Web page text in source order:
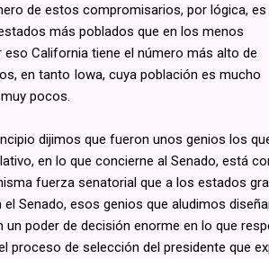
de estos compromisarios, por lógica, es
más poblados que en los menos
eso California tiene el número más alto de
en tanto Iowa, cuya población es mucho
pocos.
dijimos que fueron unos genios los
en lo que concierne al Senado, está
fuerza senatorial que a los estados
el Senado, esos genios que aludimos
un poder de decisión enorme en lo que
proceso de selección del presidente que